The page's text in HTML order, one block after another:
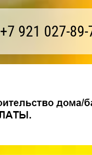
+7 921 027-89-